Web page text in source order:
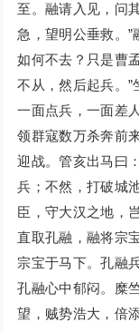
至。融请入见，问
急，望明公垂救。”
如何不去？只是曹
不从，然后起兵。”
一面点兵，一面差
领群寇数万杀奔前
迎战。管亥出马曰
兵；不然，打破城
臣，守大汉之地，
直取孔融，融将宗
宗宝于马下。孔融
孔融心中郁闷。糜
望，贼势浩大，倍